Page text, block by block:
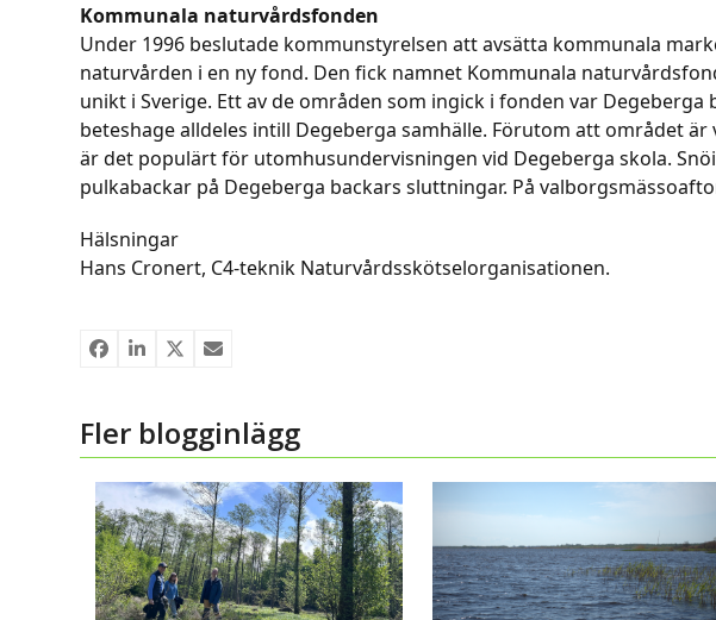
Kommunala naturvårdsfonden
Under 1996 beslutade kommunstyrelsen att avsätta kommunala
naturvården i en ny fond. Den fick namnet Kommunala
unikt i Sverige. Ett av de områden som ingick i fonden var
beteshage alldeles intill Degeberga samhälle. Förutom att området
är det populärt för utomhusundervisningen vid Degeberga skola.
pulkabackar på Degeberga backars sluttningar. På
Hälsningar
Hans Cronert, C4-teknik Naturvårdsskötselorganisationen.
Fler blogginlägg